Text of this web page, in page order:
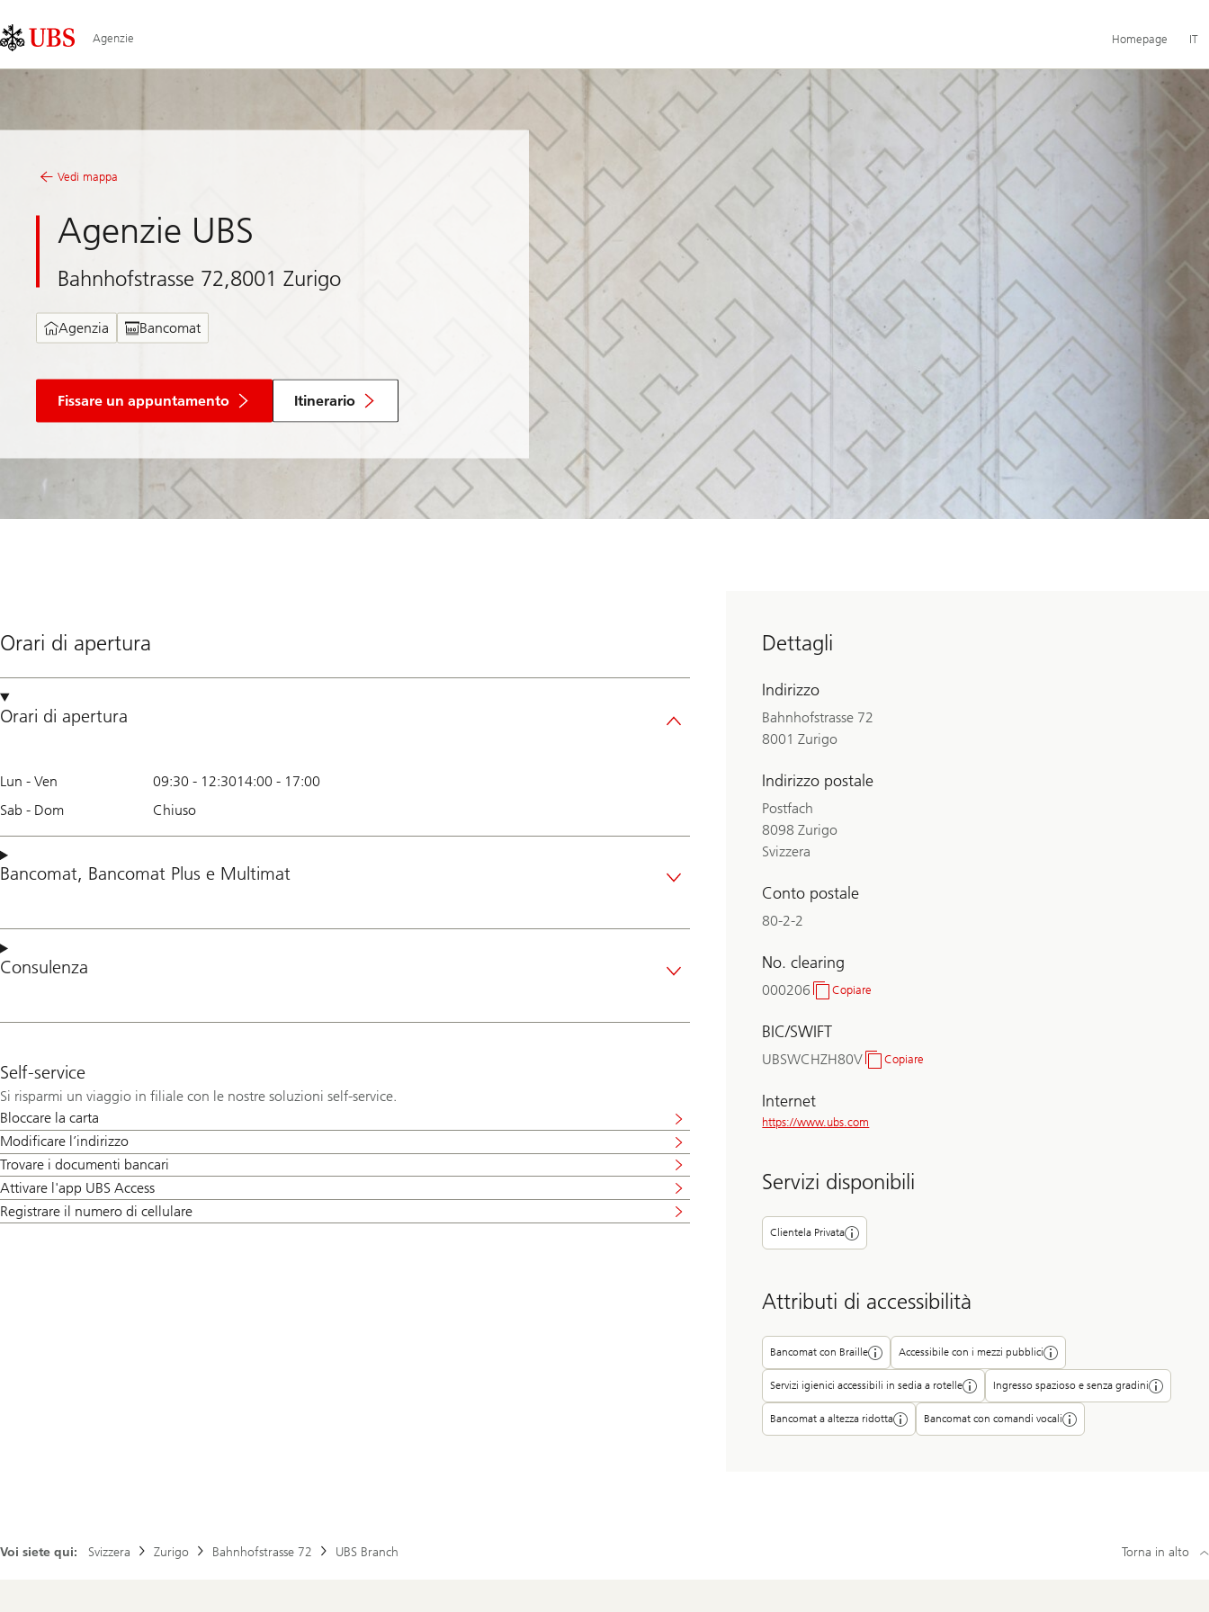
Area
Agenzie
principale
Homepage IT
Vedi mappa
Agenzie UBS
Bahnhofstrasse 72,8001 Zurigo
Agenzia Bancomat
Fissare un appuntamento Itinerario
Orari di apertura
Orari di apertura
Lun - Ven 09:30 - 12:3014:00 - 17:00
Sab - Dom
Chiuso
Bancomat, Bancomat Plus e Multimat
Consulenza
Self-service
Si risparmi un viaggio in filiale con le nostre soluzioni self-service.
Bloccare la carta
Modificare l’indirizzo
Trovare i documenti bancari
Attivare l'app UBS Access
Registrare il numero di cellulare
Dettagli
Indirizzo
Bahnhofstrasse 72
8001 Zurigo
Indirizzo postale
Postfach
8098 Zurigo
Svizzera
Conto postale
80-2-2
No. clearing
000206
Copiare
BIC/SWIFT
UBSWCHZH80V
Copiare
Internet
https://www.ubs.com
Servizi disponibili
Clientela Privata
Attributi di accessibilità
Bancomat con Braille Accessibile con i mezzi pubblici
Servizi igienici accessibili in sedia a rotelle Ingresso spazioso e senza gradini
Bancomat a altezza ridotta Bancomat con comandi vocali
Voi siete qui: Svizzera Zurigo Bahnhofstrasse 72 UBS Branch Torna in alto